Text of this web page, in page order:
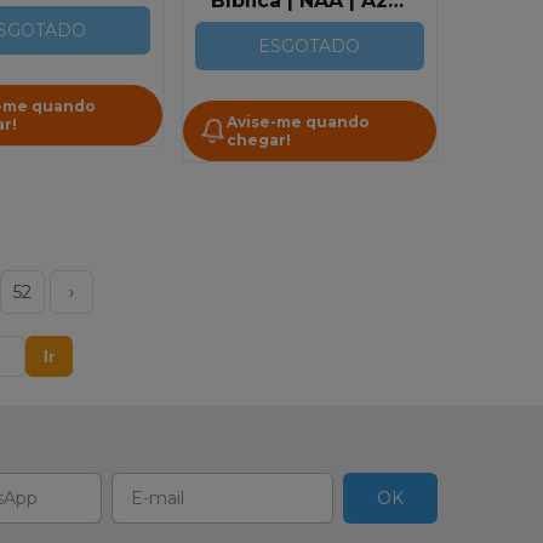
|
| Tradução
Século 21
quando
Escuro
ESGOTADO
Avise-me quando
chegar!
52 ›
Ir